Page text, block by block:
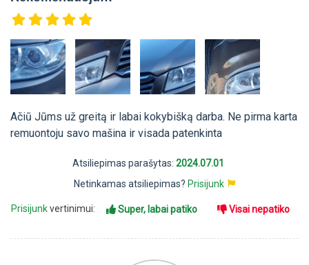
Ačiū Jūms už greitą ir labai kokybišką darba. Ne pirma karta
remuontoju savo mašina ir visada patenkinta
Atsiliepimas parašytas: 2024.07.01
Netinkamas atsiliepimas? Prisijunk
Prisijunkvertinimui: Super, labai patiko Visai nepatiko